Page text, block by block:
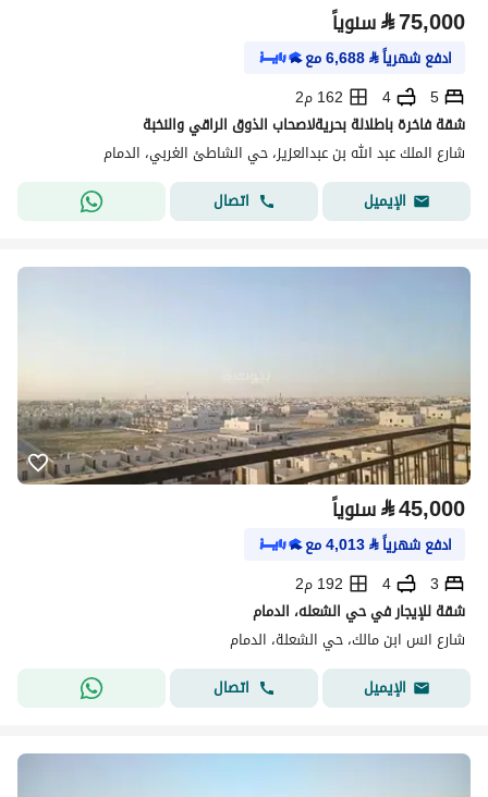
⃁75,000 سنوياً
ادفع شهرياً⃁
6,688مع
5
4
162 م2
شقة فاخرة باطلالة بحريةلاصحاب الذوق الراقي والنخبة
شارع الملك عبد الله بن عبدالعزيز، حي الشاطئ الغربي، الدمام
الإيميل
اتصال
⃁45,000 سنوياً
ادفع شهرياً⃁
4,013مع
3
4
192 م2
شقة للإيجار في حي الشعله، الدمام
شارع انس ابن مالك، حي الشعلة، الدمام
الإيميل
اتصال